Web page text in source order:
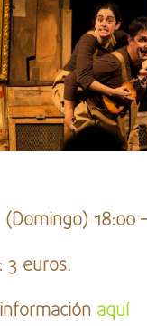
18:00
3 euros.
aquí